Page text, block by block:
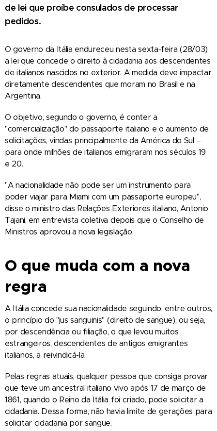
de lei que proíbe consulados de processar
pedidos.
O governo da Itália endureceu nesta sexta-feira (28/03)
a lei que concede o direito à cidadania aos descendentes
de italianos nascidos no exterior. A medida deve impactar
diretamente descendentes que moram no Brasil e na
Argentina.
O objetivo, segundo o governo, é conter a
"comercialização" do passaporte italiano e o aumento de
solicitações, vindas principalmente da América do Sul –
para onde milhões de italianos emigraram nos séculos 19
e 20.
"A nacionalidade não pode ser um instrumento para
poder viajar para Miami com um passaporte europeu",
disse o ministro das Relações Exteriores italiano, Antonio
Tajani, em entrevista coletiva depois que o Conselho de
Ministros aprovou a nova legislação.
O que muda com a nova
regra
A Itália concede sua nacionalidade seguindo, entre outros,
o princípio do "jus sanguinis" (direito de sangue), ou seja,
por descendência ou filiação, o que levou muitos
estrangeiros, descendentes de antigos emigrantes
italianos, a reivindicá-la.
Pelas regras atuais, qualquer pessoa que consiga provar
que teve um ancestral italiano vivo após 17 de março de
1861, quando o Reino da Itália foi criado, pode solicitar a
cidadania. Dessa forma, não havia limite de gerações para
solicitar cidadania por sangue.